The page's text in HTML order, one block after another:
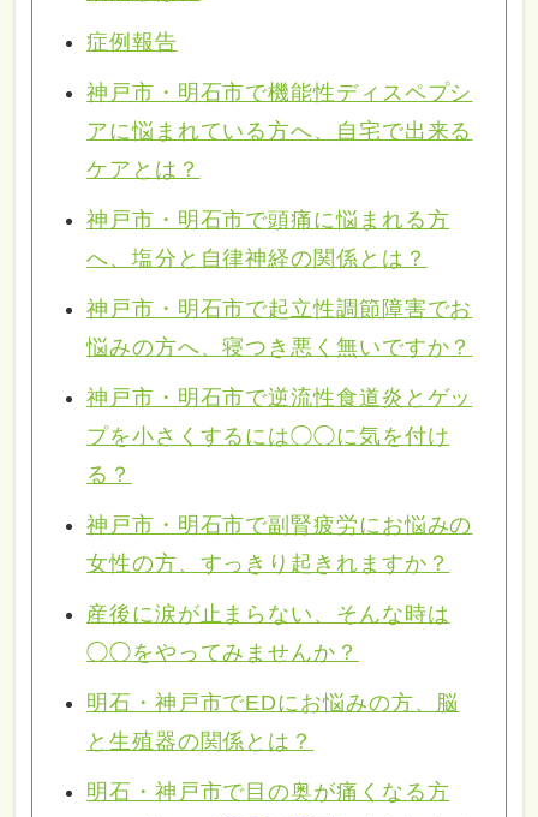
症例報告
神戸市・明石市で機能性ディスペプシ
アに悩まれている方へ、自宅で出来る
ケアとは？
神戸市・明石市で頭痛に悩まれる方
へ、塩分と自律神経の関係とは？
神戸市・明石市で起立性調節障害でお
悩みの方へ、寝つき悪く無いですか？
神戸市・明石市で逆流性食道炎とゲッ
プを小さくするには◯◯に気を付け
る？
神戸市・明石市で副腎疲労にお悩みの
女性の方、すっきり起きれますか？
産後に涙が止まらない、そんな時は
◯◯をやってみませんか？
明石・神戸市でEDにお悩みの方、脳
と生殖器の関係とは？
明石・神戸市で目の奥が痛くなる方